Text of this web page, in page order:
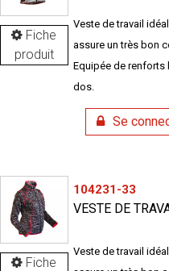
Fiche
produit
Veste de travail
assure un très bon
Equipée de renforts
dos.
Se
Fiche
104231-33
VESTE DE
Veste de travail